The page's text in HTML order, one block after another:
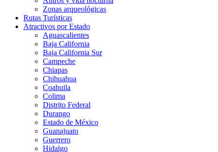
Zonas arqueológicas
Rutas Turísticas
Atractivos por Estado
Aguascalientes
Baja California
Baja California Sur
Campeche
Chiapas
Chihuahua
Coahuila
Colima
Distrito Federal
Durango
Estado de México
Guanajuato
Guerrero
Hidalgo